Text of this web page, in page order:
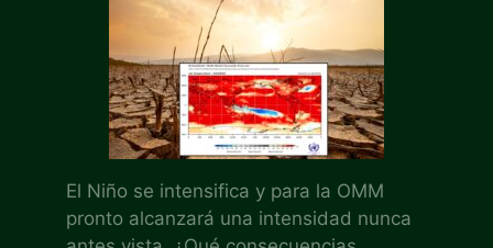
El Niño se intensifica y para la OMM
pronto alcanzará una intensidad nunca